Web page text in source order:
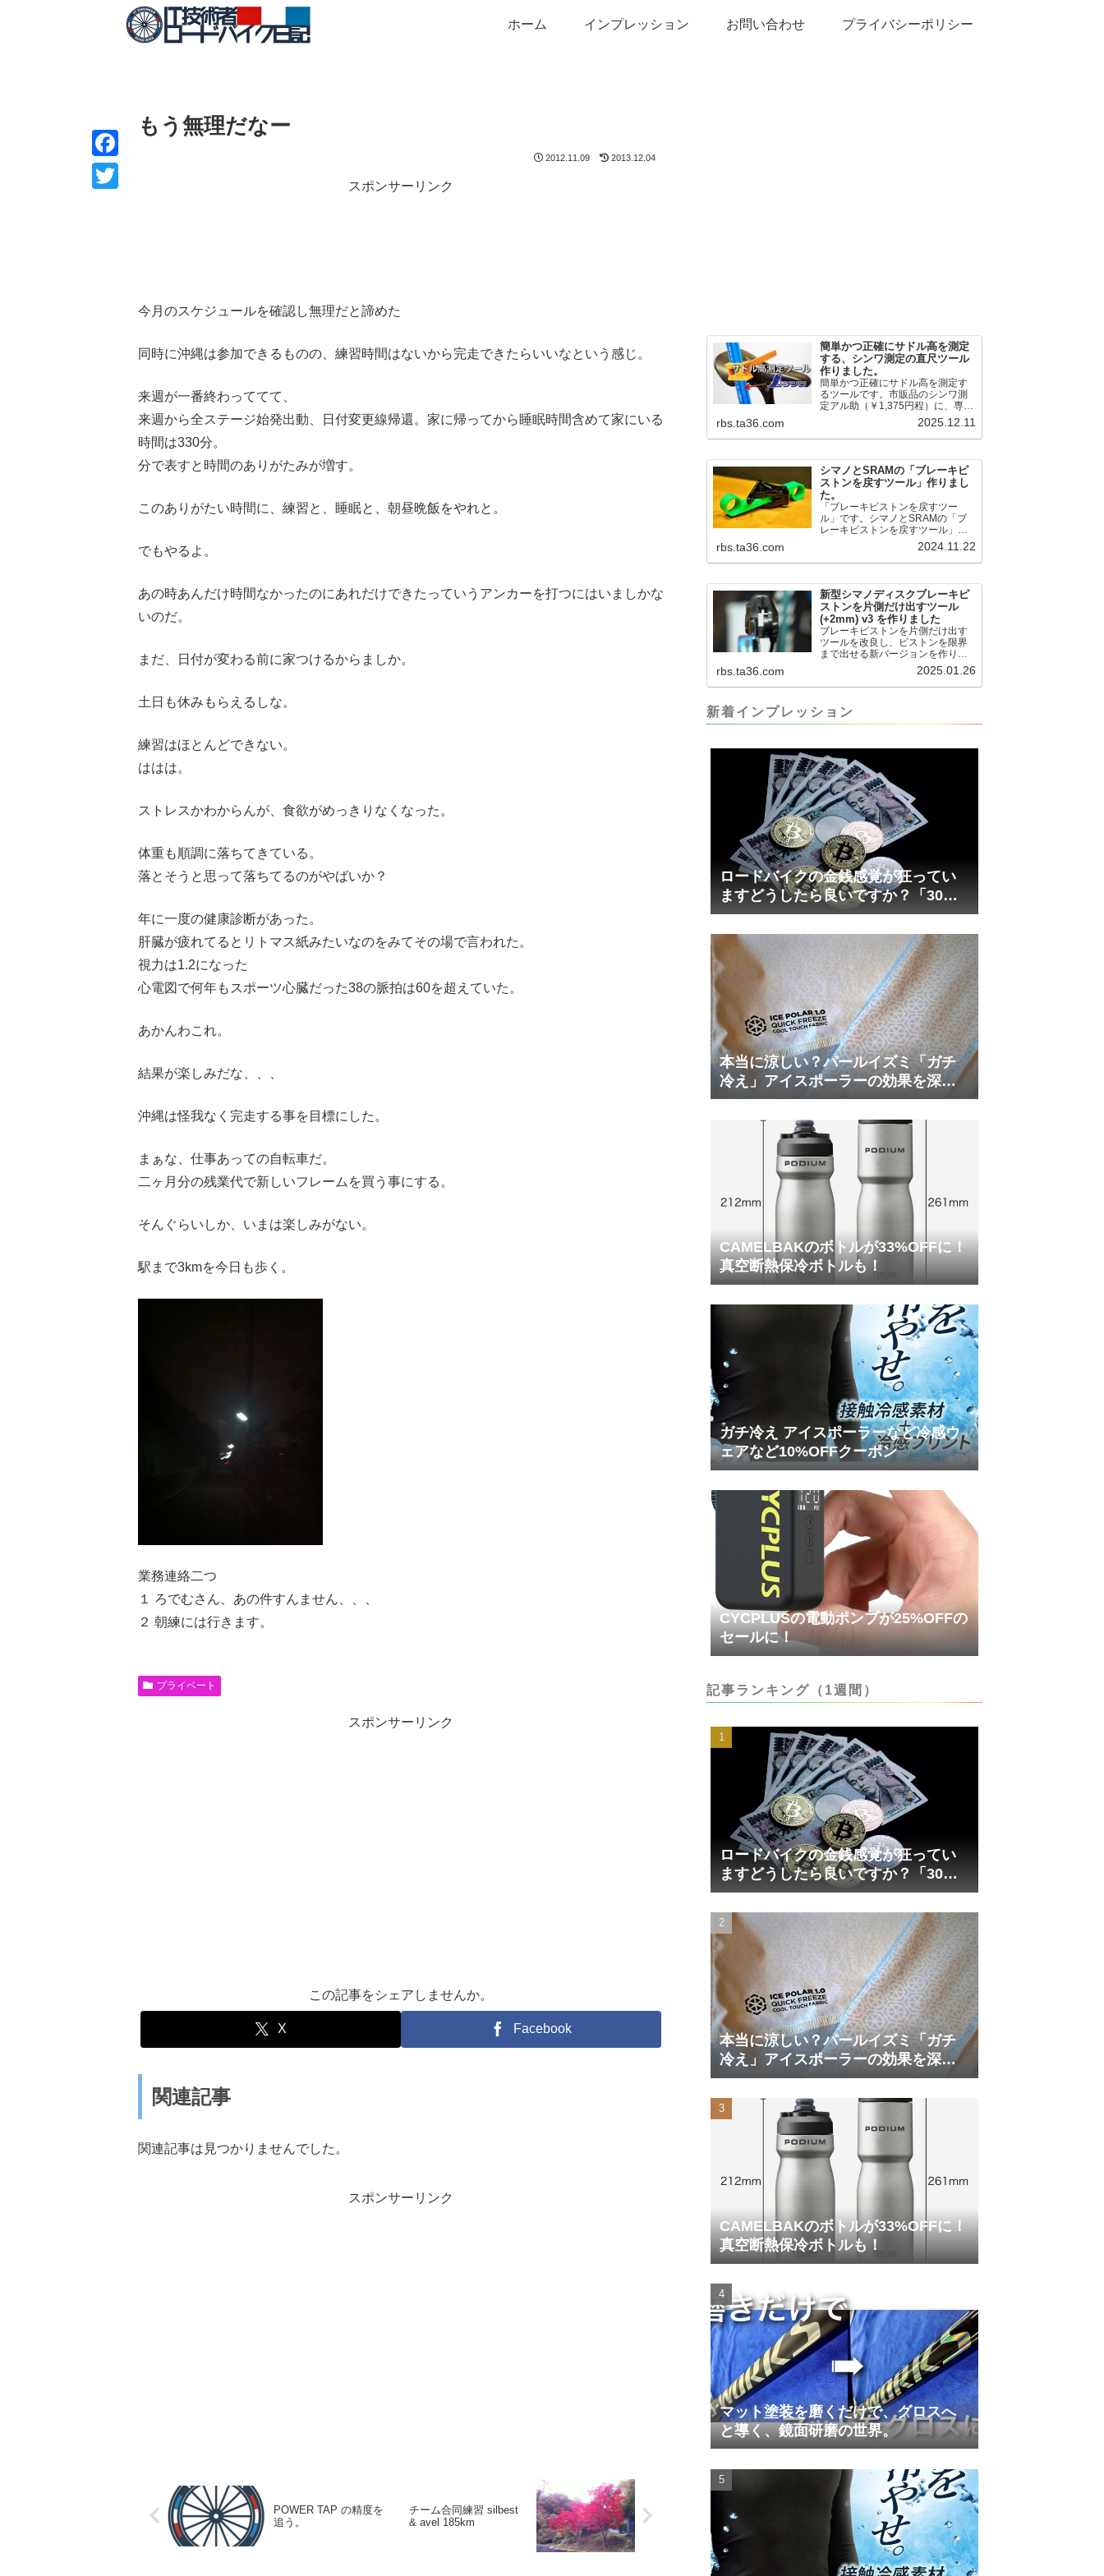
ホーム インプレッション お問い合わせ プライバシーポリシー
もう無理だなー
2012.11.09 2013.12.04
スポンサーリンク
今月のスケジュールを確認し無理だと諦めた
同時に沖縄は参加できるものの、練習時間はないから完走できたらいいなという感じ。
来週が一番終わっててて、
来週から全ステージ始発出動、日付変更線帰還。家に帰ってから睡眠時間含めて家にいる
時間は330分。
分で表すと時間のありがたみが増す。
このありがたい時間に、練習と、睡眠と、朝昼晩飯をやれと。
でもやるよ。
あの時あんだけ時間なかったのにあれだけできたっていうアンカーを打つにはいましかな
いのだ。
まだ、日付が変わる前に家つけるからましか。
土日も休みもらえるしな。
練習はほとんどできない。
ははは。
ストレスかわからんが、食欲がめっきりなくなった。
体重も順調に落ちてきている。
落とそうと思って落ちてるのがやばいか？
年に一度の健康診断があった。
肝臓が疲れてるとリトマス紙みたいなのをみてその場で言われた。
視力は1.2になった
心電図で何年もスポーツ心臓だった38の脈拍は60を超えていた。
あかんわこれ。
結果が楽しみだな、、、
沖縄は怪我なく完走する事を目標にした。
まぁな、仕事あっての自転車だ。
二ヶ月分の残業代で新しいフレームを買う事にする。
そんぐらいしか、いまは楽しみがない。
駅まで3kmを今日も歩く。
業務連絡二つ
１ ろでむさん、あの件すんません、、、
２ 朝練には行きます。
プライベート
スポンサーリンク
この記事をシェアしませんか。
X Facebook
関連記事
関連記事は見つかりませんでした。
スポンサーリンク
POWER TAP の精度を
追う。
チーム合同練習 silbest
& avel 185km
F
簡単かつ正確にサドル高を測定
する、シンワ測定の直尺ツール
作りました。
簡単かつ正確にサドル高を測定す
るツールです。市販品のシンワ測
定アル助（￥1,375円程）に、専用
のサドル高測定ツールを取り付け
て使用します。これまで以上に、
サドル高を容易に測定できるよう
Sokutei) アルミ直尺 アル助 1m ホ
ワイト 65445posted at 2025.12.12
シンワ測定(Shinwa Sokutei)
￥1,375Amazon.c...
rbs.ta36.com 2025.12.11
シマノとSRAMの「ブレーキピ
ストンを戻すツール」作りまし
た。
「ブレーキピストンを戻すツー
ル」です。シマノとSRAMの「ブ
レーキピストンを戻すツール」作
りました。出したからには、戻す
必要が。。。でも、タイヤレバー
や六角レンチはつかってはダメだ
戻すツール」
pic.twitter.com/jiwVmCb32N— IT技
術者ロードバイク (@FJT_TKS)
November 22, 2024何ができるの
かというと、出ているピス...
rbs.ta36.com 2024.11.22
新型シマノディスクブレーキピ
ストンを片側だけ出すツール
(+2mm) v3 を作りました
ブレーキピストンを片側だけ出す
ツールを改良し、ピストンを限界
まで出せる新バージョンを作りま
した。前作よりも+2.18mm出せる
ようになりました。寸法設計に関
しては、数パターンを作って、オ
も安全な寸法設計に落ち着いてい
ます。ピストン出しチキンレース
れしましたが、ギリギリまで攻め
てますのでピストン内部の汚れを
さらに掃除できると思います。前
作の...
rbs.ta36.com 2025.01.26
新着インプレッション
ロードバイクの金銭感覚が狂ってい
ますどうしたら良いですか？「30万
円は安い」の正体
本当に涼しい？パールイズミ「ガチ
冷え」アイスポーラーの効果を深部
体温計COREで測ってみた
CAMELBAKのボトルが33%OFFに！
真空断熱保冷ボトルも！
ガチ冷え アイスポーラーなど冷感ウ
ェアなど10%OFFクーポン
CYCPLUSの電動ポンプが25%OFFの
セールに！
記事ランキング（1週間）
ロードバイクの金銭感覚が狂ってい
ますどうしたら良いですか？「30万
円は安い」の正体
本当に涼しい？パールイズミ「ガチ
冷え」アイスポーラーの効果を深部
体温計COREで測ってみた
CAMELBAKのボトルが33%OFFに！
真空断熱保冷ボトルも！
マット塗装を磨くだけで、グロスへ
と導く、鏡面研磨の世界。